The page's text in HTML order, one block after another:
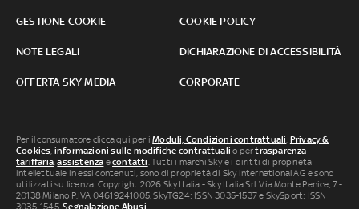
GESTIONE COOKIE COOKIE POLICY
NOTE LEGALI DICHIARAZIONE DI ACCESSIBILITÀ
OFFERTA SKY MEDIA CORPORATE
Per il consumatore clicca qui per iModuli, Condizioni contrattuali, Privacy &
Cookies, informazioni sulle modifiche contrattuali o pertrasparenza
tariffaria,assistenza econtatti. Tutti i marchi Sky e i diritti di proprietà
intellettuale in essi contenuti, sono di proprietà di Sky international AG e sono
utilizzati su licenza. Copyright 2026 Sky Italia - Sky Italia Srl Via Monte Penice, 7 -
20138 Milano P.IVA 04619241005. SkyTG24: ISSN 3035-1537 e SkySport: ISSN
3035-1545.Segnalazione Abusi